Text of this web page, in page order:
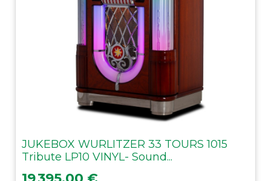
JUKEBOX WURLITZER 33 TOURS 1015
Tribute LP10 VINYL- Sound...
Prix